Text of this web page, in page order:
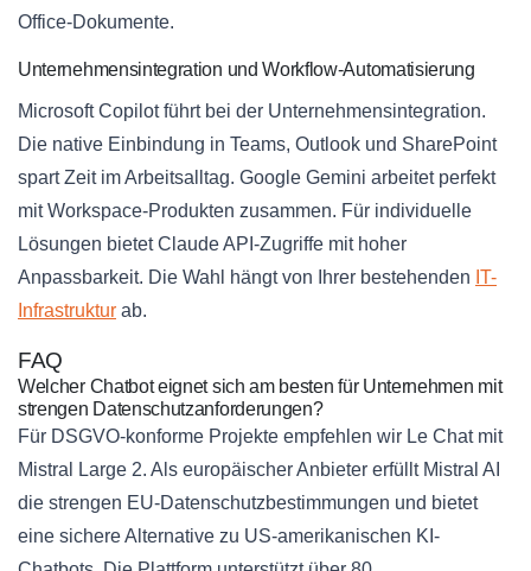
Office-Dokumente.
Unternehmensintegration und Workflow-Automatisierung
Microsoft Copilot führt bei der Unternehmensintegration.
Die native Einbindung in Teams, Outlook und SharePoint
spart Zeit im Arbeitsalltag. Google Gemini arbeitet perfekt
mit Workspace-Produkten zusammen. Für individuelle
Lösungen bietet Claude API-Zugriffe mit hoher
Anpassbarkeit. Die Wahl hängt von Ihrer bestehenden IT-
Infrastruktur ab.
FAQ
Welcher Chatbot eignet sich am besten für Unternehmen mit
strengen Datenschutzanforderungen?
Für DSGVO-konforme Projekte empfehlen wir Le Chat mit
Mistral Large 2. Als europäischer Anbieter erfüllt Mistral AI
die strengen EU-Datenschutzbestimmungen und bietet
eine sichere Alternative zu US-amerikanischen KI-